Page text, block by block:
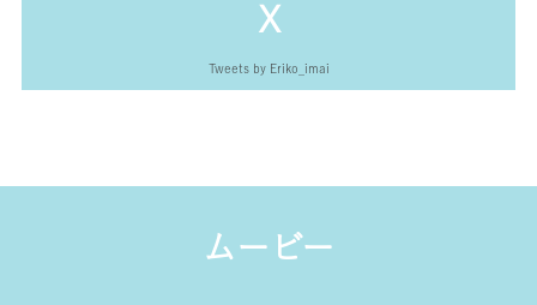
X
Tweets by Eriko_imai
ムービー